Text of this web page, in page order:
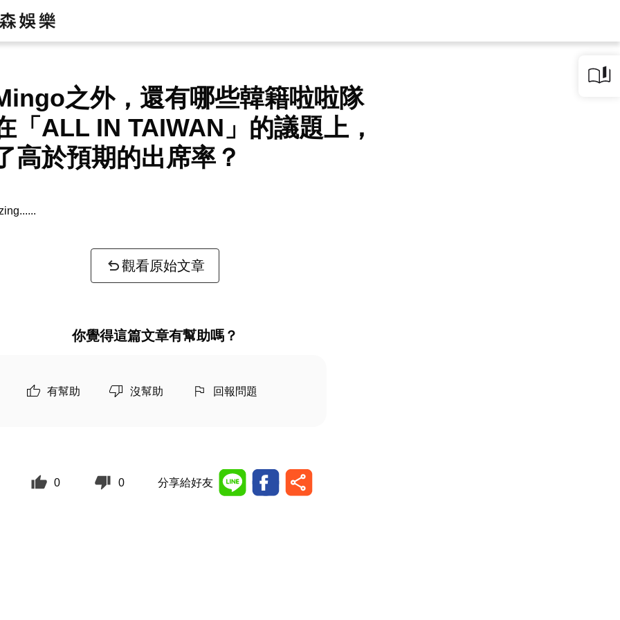
之外，還有哪些韓籍啦啦隊
「ALL IN TAIWAN」的議題上，
高於預期的出席率？
觀看原始文章
你覺得這篇文章有幫助嗎？
有幫助 沒幫助 回報問題
0 0 分享給好友